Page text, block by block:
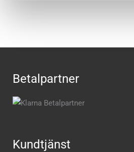
Betalpartner
Kundtjänst